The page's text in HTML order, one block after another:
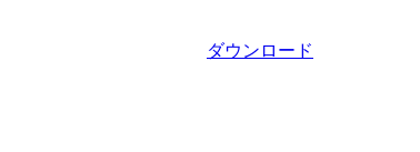
ダウンロード